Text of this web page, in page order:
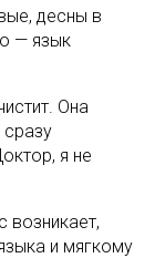
десны в
— язык
Она
я не
возникает,
и мягкому